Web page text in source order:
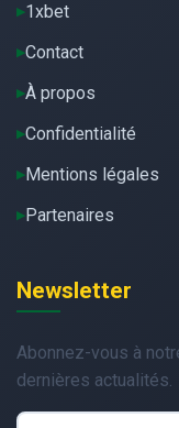
1xbet
Contact
À propos
Confidentialité
Mentions légales
Partenaires
Newsletter
Abonnez-vous à
dernières actualités.